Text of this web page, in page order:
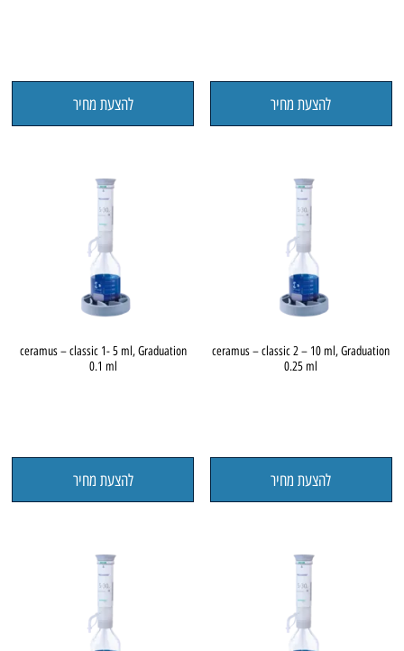
להצעת מחיר להצעת מחיר
ceramus – classic 2 – 10 ml, Graduation
0.25 ml
להצעת מחיר
ceramus – classic 1- 5 ml, Graduation
0.1 ml
להצעת מחיר